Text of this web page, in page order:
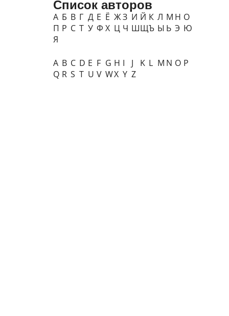
Список авторов
А Б В Г Д Е Ё ЖЗ И Й К Л М Н О
П Р С Т У Ф Х Ц Ч ШЩЪ Ы Ь Э Ю
Я
A B C D E F G H I J K L M N O P
Q R S T U V WX Y Z